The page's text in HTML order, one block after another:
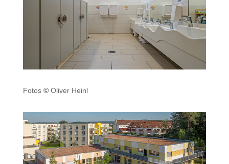
Fotos ©Oliver Heinl